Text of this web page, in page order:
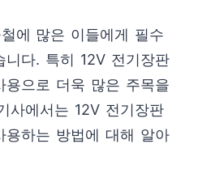
에 많은 이들에게 필수
니다. 특히 12V 전기장판
용으로 더욱 많은 주목을
사에서는 12V 전기장판
용하는 방법에 대해 알아